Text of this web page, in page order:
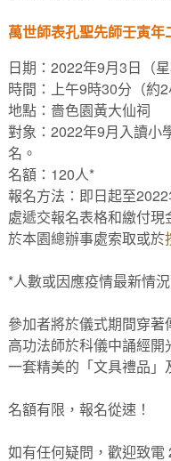
萬世師表孔聖先師壬寅年
日期：2022年9月3日（星
時間：上午9時30分（約2
地點：嗇色園黃大仙祠
對象：2022年9月入讀小
名。
名額：120人*
報名方法：即日起至
處遞交報名表格和繳付
於本園總辦事處索取或於
*人數或因應疫情最新情
參加者將於儀式期間穿
高功法師於科儀中誦經
一套精美的「文具禮品」
名額有限，報名從速！
如有任何疑問，歡迎致電